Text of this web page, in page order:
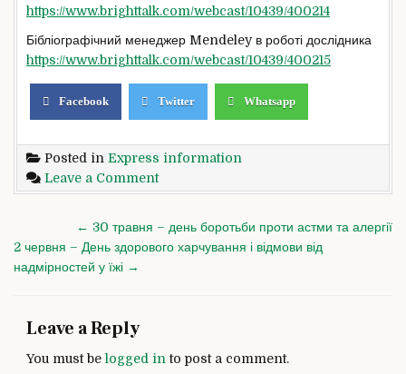
https://www.brighttalk.com/webcast/10439/400214
Бібліографічний менеджер Mendeley в роботі дослідника
https://www.brighttalk.com/webcast/10439/400215
Facebook Twitter Whatsapp
Posted in Express information
Leave a Commenton
Повідомлення
Elsevier
Ukraine
navigation
← 30 травня – день боротьби проти астми та алергії
2 червня – День здорового харчування і відмови від
надмірностей у їжі →
Leave a Reply
You must be logged in to post a comment.